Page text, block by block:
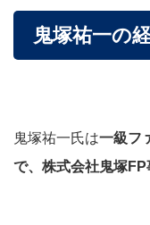
鬼塚祐一の
鬼塚祐一氏は一級フ
で、株式会社鬼塚